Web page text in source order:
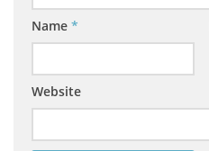
Name *
Website